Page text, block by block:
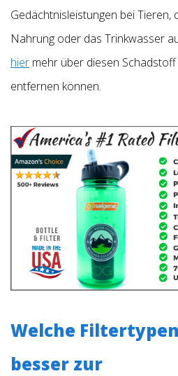
Gedächtnisleistungen bei Tieren,
Nahrung oder das Trinkwasser
hier mehr über diesen Schadstoff
entfernen können.
Welche
besser zur